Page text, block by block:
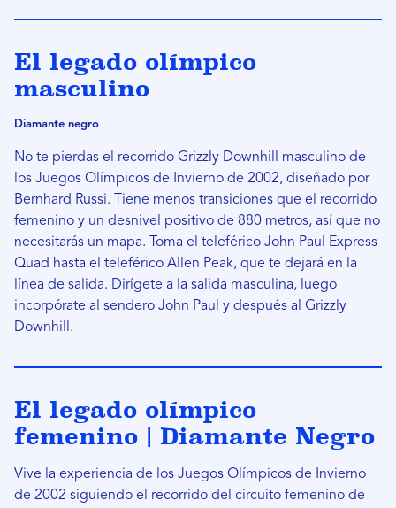
El legado olímpico
masculino
Diamante negro
No te pierdas el recorrido Grizzly Downhill masculino de
los Juegos Olímpicos de Invierno de 2002, diseñado por
Bernhard Russi. Tiene menos transiciones que el recorrido
femenino y un desnivel positivo de 880 metros, así que no
necesitarás un mapa. Toma el teleférico John Paul Express
Quad hasta el teleférico Allen Peak, que te dejará en la
línea de salida. Dirígete a la salida masculina, luego
incorpórate al sendero John Paul y después al Grizzly
Downhill.
El legado olímpico
femenino | Diamante Negro
Vive la experiencia de los Juegos Olímpicos de Invierno
de 2002 siguiendo el recorrido del circuito femenino de